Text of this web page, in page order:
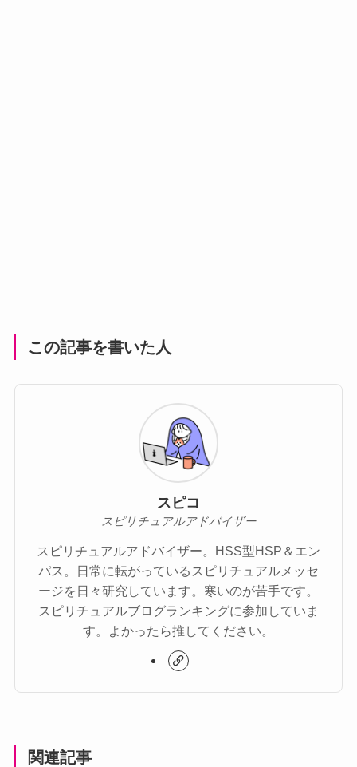
この記事を書いた人
スピコ
スピリチュアルアドバイザー
スピリチュアルアドバイザー。HSS型HSP＆エン
パス。日常に転がっているスピリチュアルメッセ
ージを日々研究しています。寒いのが苦手です。
スピリチュアルブログランキングに参加していま
す。よかったら推してください。
関連記事